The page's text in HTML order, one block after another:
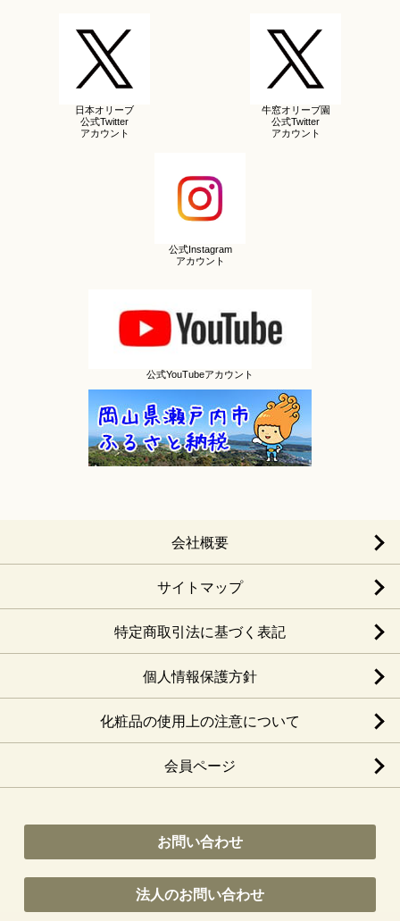
日本オリーブ
公式Twitter
アカウント
牛窓オリーブ園
公式Twitter
アカウント
公式Instagram
アカウント
公式YouTubeアカウント
会社概要
サイトマップ
特定商取引法に基づく表記
個人情報保護方針
化粧品の使用上の注意について
会員ページ
お問い合わせ
法人のお問い合わせ